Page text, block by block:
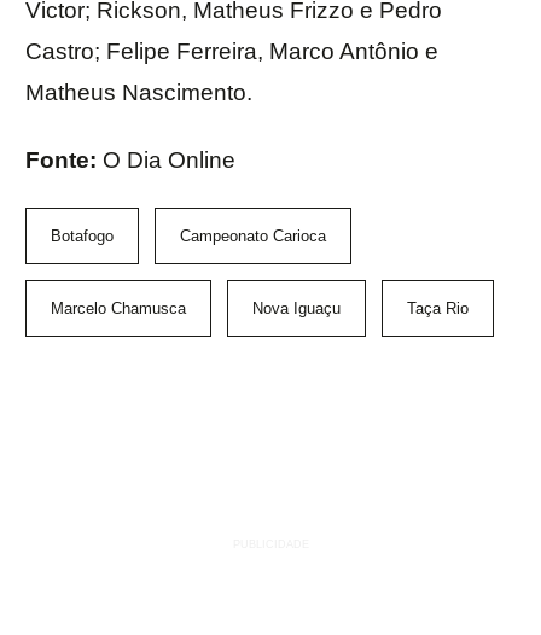
Victor; Rickson, Matheus Frizzo e Pedro
Castro; Felipe Ferreira, Marco Antônio e
Matheus Nascimento.
Fonte: O Dia Online
Botafogo Campeonato Carioca
Marcelo Chamusca Nova Iguaçu Taça Rio